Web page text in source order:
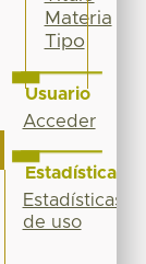
Materia
Tipo
Usuario
Acceder
Estadísticas
Estadísticas
de uso